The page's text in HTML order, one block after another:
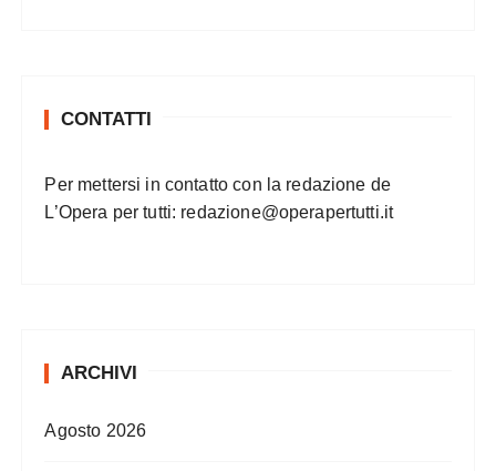
CONTATTI
Per mettersi in contatto con la redazione de
L’Opera per tutti: redazione@operapertutti.it
ARCHIVI
Agosto 2026